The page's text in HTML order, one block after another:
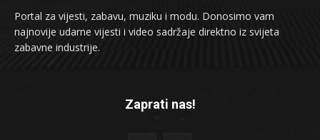
Portal za vijesti, zabavu, muziku i modu. Donosimo vam
najnovije udarne vijesti i video sadržaje direktno iz svijeta
zabavne industrije.
Zaprati nas!